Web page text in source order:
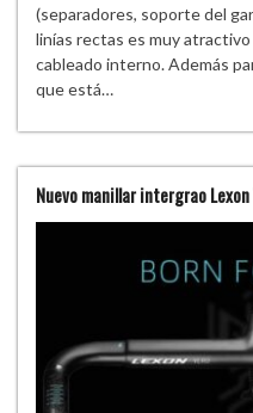
(separadores, soporte del
linías rectas es muy
cableado interno. Además
que está…
Nuevo manillar intergrao